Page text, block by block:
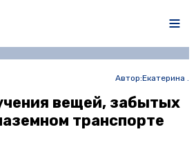
Автор:Екатерина .
вещей, забытых
транспорте